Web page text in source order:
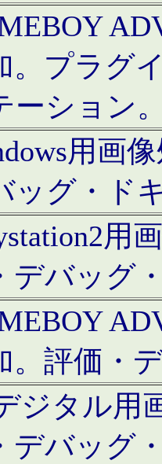
。プラグ
ーション。
用画
ッグ・ド
用
デバッグ
。評価・
ジタル用
デバッグ